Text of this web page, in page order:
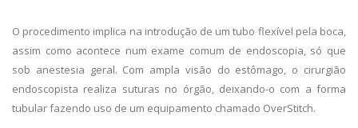
O procedimento implica na introdução de um tubo flexível pela boca,
assim como acontece num exame comum de endoscopia, só que
sob anestesia geral. Com ampla visão do estômago, o cirurgião
endoscopista realiza suturas no órgão, deixando-o com a forma
tubular fazendo uso de um equipamento chamado OverStitch.